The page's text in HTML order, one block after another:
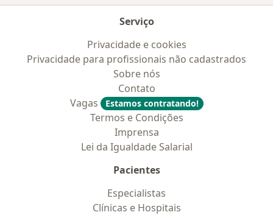
Serviço
Privacidade e cookies
Privacidade para profissionais não cadastrados
Sobre nós
Contato
Vagas
Estamos contratando!
Termos e Condições
Imprensa
Lei da Igualdade Salarial
Pacientes
Especialistas
Clínicas e Hospitais